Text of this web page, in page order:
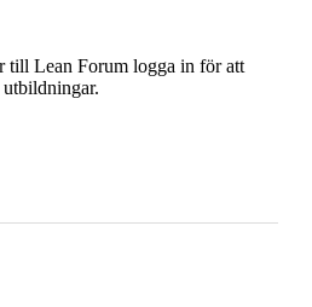
till Lean Forum logga in för att